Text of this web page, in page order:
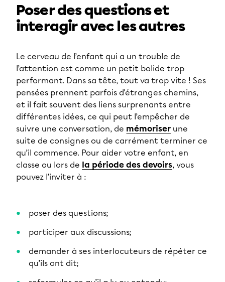
Poser des questions et
interagir avec les autres
Le cerveau de l’enfant qui a un trouble de
l’attention est comme un petit bolide trop
performant. Dans sa tête, tout va trop vite ! Ses
pensées prennent parfois d'étranges chemins,
et il fait souvent des liens surprenants entre
différentes idées, ce qui peut l’empêcher de
suivre une conversation, de mémoriser une
suite de consignes ou de carrément terminer ce
qu’il commence. Pour aider votre enfant, en
classe ou lors de la période des devoirs, vous
pouvez l’inviter à :
poser des questions;
participer aux discussions;
demander à ses interlocuteurs de répéter ce
qu’ils ont dit;